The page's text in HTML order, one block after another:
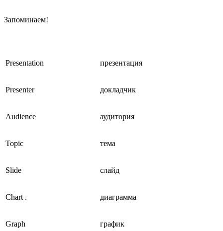
Запоминаем!
Presentation презентация
Presenter докладчик
Audience аудитория
Topic тема
Slide слайд
Chart . диаграмма
Graph график